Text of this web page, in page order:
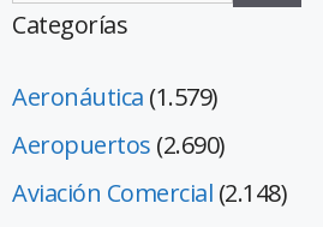
Categorías
Aeronáutica (1.579)
Aeropuertos (2.690)
Aviación Comercial (2.148)